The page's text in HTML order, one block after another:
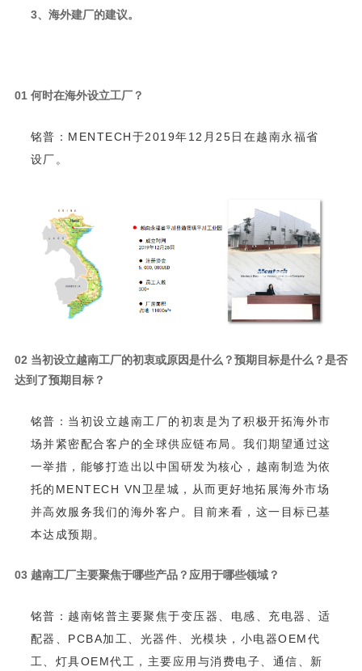
3、海外建厂的建议。
01 何时在海外设立工厂？
设厂。
02
达到了预期目标？
本达成预期。
03 越南工厂主要聚焦于哪些产品？应用于哪些领域？